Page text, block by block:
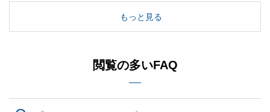
もっと見る
閲覧の多いFAQ